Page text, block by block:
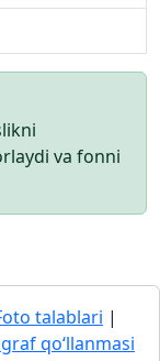
va fonni
talablari |
qo‘llanmasi